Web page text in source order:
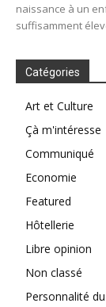
naissance à un
suffisamment
Catégories
Art et Culture
Çà m'intéresse
Communiqué
Economie
Featured
Hôtellerie
Libre opinion
Non classé
Personnalité